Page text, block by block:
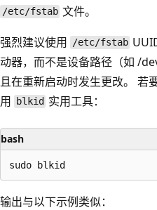
/etc/fstab 文件。
强烈建议使用 /etc/fstab
动器，而不是设备路径（如 /
且在重新启动时发生更改。 若
用
blkid 实用工具：
bash
输出与以下示例类似：